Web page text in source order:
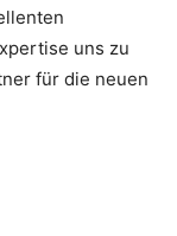
uns zu
für die neuen